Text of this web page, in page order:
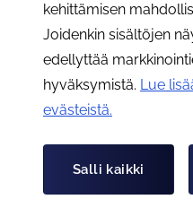
kehittämisen
Joidenkin sisältöjen
edellyttää
hyväksymistä. Lue
evästeistä.​​​​​​
Salli kaikki
Rahtarit ry:n
Osastojen
Hae